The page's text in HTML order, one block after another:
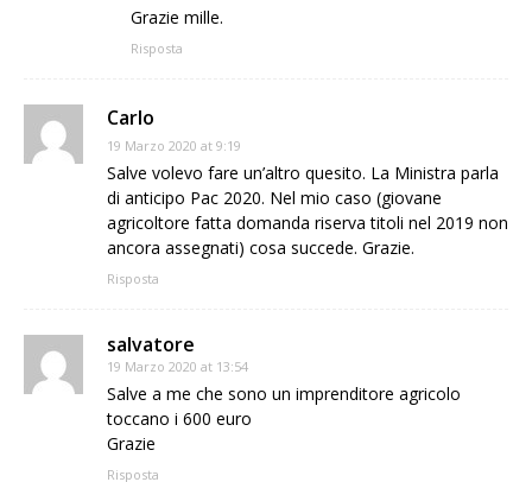
Grazie mille.
Risposta
Carlo
19 Marzo 2020 at 9:19
Salve volevo fare un’altro quesito. La Ministra parla
di anticipo Pac 2020. Nel mio caso (giovane
agricoltore fatta domanda riserva titoli nel 2019 non
ancora assegnati) cosa succede. Grazie.
Risposta
salvatore
19 Marzo 2020 at 13:54
Salve a me che sono un imprenditore agricolo
toccano i 600 euro
Grazie
Risposta